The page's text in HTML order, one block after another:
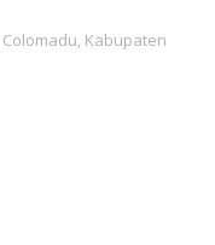
Colomadu, Kabupaten